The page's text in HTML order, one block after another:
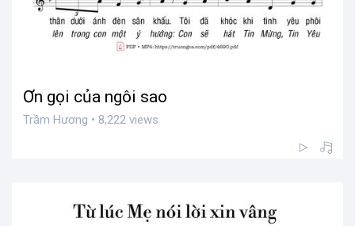
Ơn gọi của ngôi sao
Trầm Hương • 8,222 views